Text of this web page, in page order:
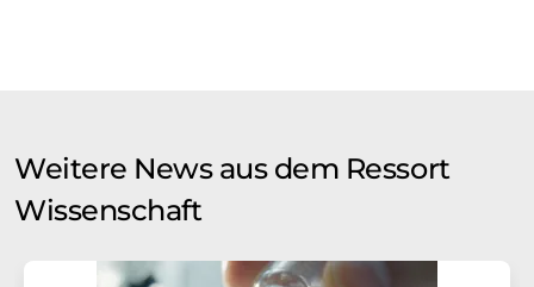
Weitere News aus dem Ressort
Wissenschaft